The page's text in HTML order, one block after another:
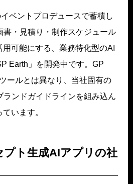
ベントプロデュースで蓄積し
書・見積り・制作スケジュール
可能にする、業務特化型のAI
Earth」を開発中です。GP
ールとは異なり、当社固有の
ランドガイドラインを組み込ん
います。
ト生成AIアプリの社